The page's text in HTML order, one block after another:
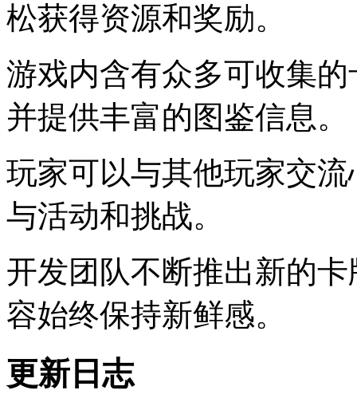
松获得资源和奖励。
游戏内含有众多可收集
并提供丰富的图鉴信息。
玩家可以与其他玩家交
与活动和挑战。
开发团队不断推出新的
容始终保持新鲜感。
更新日志